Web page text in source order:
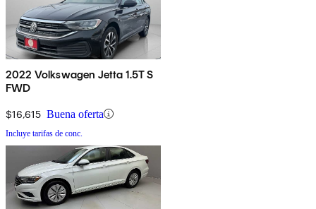
2022 Volkswagen Jetta 1.5T S
FWD
$16,615 Buena oferta
Incluye tarifas de conc.